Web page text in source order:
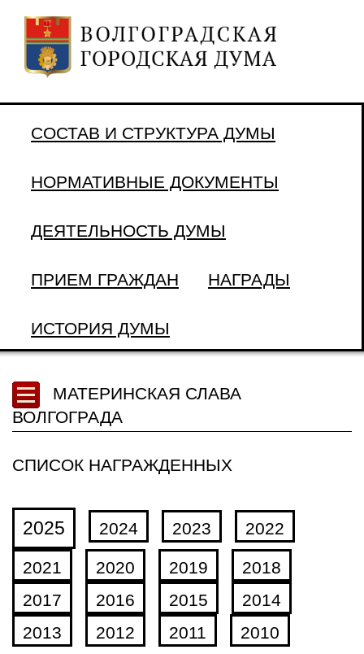
СОСТАВ И СТРУКТУРА ДУМЫ
НОРМАТИВНЫЕ ДОКУМЕНТЫ
ДЕЯТЕЛЬНОСТЬ ДУМЫ
ПРИЕМ ГРАЖДАН НАГРАДЫ
ИСТОРИЯ ДУМЫ
МАТЕРИНСКАЯ СЛАВА
ВОЛГОГРАДА
СПИСОК НАГРАЖДЕННЫХ
2025 2024 2023
2022
2021
2020 2019
2018
2017
2016 2015
2014
2013
2012 2011 2010